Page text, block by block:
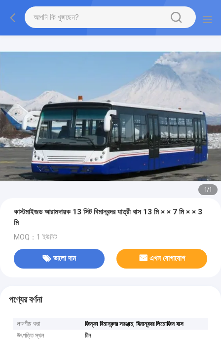
1/1
কাস্টমাইজড আরামদায়ক 13 সিট বিমানবন্দর যাত্রী বাস 13 মি × × 7 মি × × 3
মি
MOQ：1 ইউনিট
ভালো দাম এখন যোগাযোগ
পণ্যের বর্ণনা
লক্ষণীয় করা জিন্ফা বিমানবন্দর সরঞ্জাম,বিমানবন্দর লিমোজিন বাস
উৎপত্তি স্থল
চীন